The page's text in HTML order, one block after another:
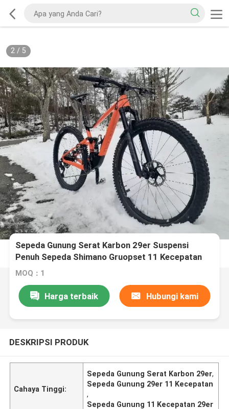
2/ 5
Sepeda Gunung Serat Karbon 29er Suspensi
Penuh Sepeda Shimano Gruopset 11 Kecepatan
MOQ：1
Harga terbaik Hubungi kami
DESKRIPSI PRODUK
Cahaya Tinggi:
Sepeda Gunung Serat Karbon 29er,
Sepeda Gunung 29er 11 Kecepatan
,
Sepeda Gunung 11 Kecepatan 29er